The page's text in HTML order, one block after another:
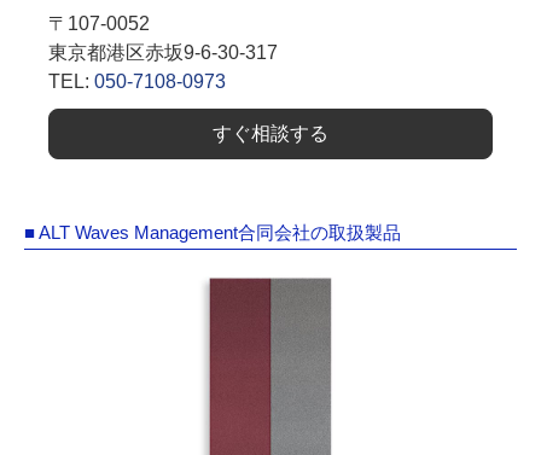
〒107-0052
東京都港区赤坂9-6-30-317
TEL: 050-7108-0973
すぐ相談する
■ ALT Waves Management合同会社の取扱製品